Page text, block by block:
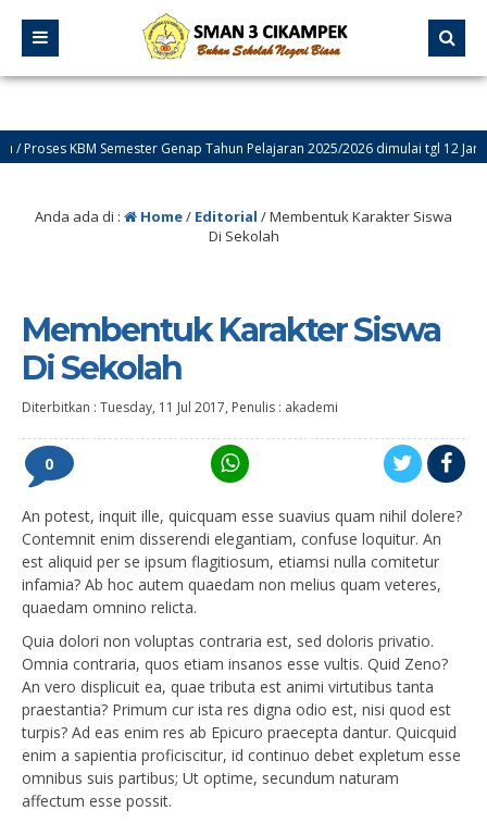
KBM Semester Genap Tahun Pelajaran 2025/2026 dimulai tgl 12 Januari
Datang di Website Resmi SMA Negeri 3 Cikampek – PROGRESIF
Anda ada di : Home/ Editorial /Membentuk Karakter Siswa
Di Sekolah
Membentuk Karakter Siswa
Di Sekolah
Diterbitkan : Tuesday, 11 Jul 2017, Penulis : akademi
0
An potest, inquit ille, quicquam esse suavius quam nihil dolere?
Contemnit enim disserendi elegantiam, confuse loquitur. An
est aliquid per se ipsum flagitiosum, etiamsi nulla comitetur
infamia? Ab hoc autem quaedam non melius quam veteres,
quaedam omnino relicta.
Quia dolori non voluptas contraria est, sed doloris privatio.
Omnia contraria, quos etiam insanos esse vultis. Quid Zeno?
An vero displicuit ea, quae tributa est animi virtutibus tanta
praestantia? Primum cur ista res digna odio est, nisi quod est
turpis? Ad eas enim res ab Epicuro praecepta dantur. Quicquid
enim a sapientia proficiscitur, id continuo debet expletum esse
omnibus suis partibus; Ut optime, secundum naturam
affectum esse possit.